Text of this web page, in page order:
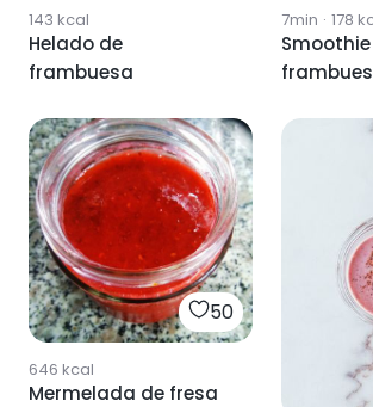
143 kcal
Helado de
frambuesa
7min · 178
50
646 kcal
Mermelada de fresa